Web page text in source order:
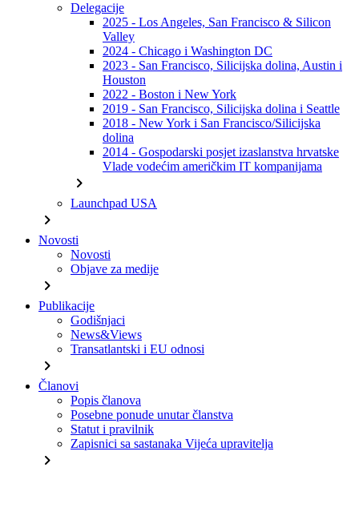
Delegacije
2025 - Los Angeles, San Francisco & Silicon
Valley
2024 - Chicago i Washington DC
2023 - San Francisco, Silicijska dolina, Austin i
Houston
2022 - Boston i New York
2019 - San Francisco, Silicijska dolina i Seattle
2018 - New York i San Francisco/Silicijska
dolina
2014 - Gospodarski posjet izaslanstva hrvatske
Vlade vodećim američkim IT kompanijama
chevron_right
Launchpad USA
chevron_right
Novosti
Novosti
Objave za medije
chevron_right
Publikacije
Godišnjaci
News&Views
Transatlantski i EU odnosi
chevron_right
Članovi
Popis članova
Posebne ponude unutar članstva
Statut i pravilnik
Zapisnici sa sastanaka Vijeća upravitelja
chevron_right